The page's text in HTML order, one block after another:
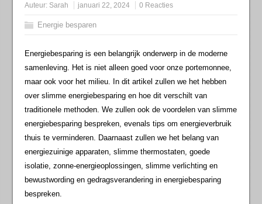
Auteur: Sarah januari 22, 2024 0 Reacties
Energie besparen
Energiebesparing is een belangrijk onderwerp in de moderne
samenleving. Het is niet alleen goed voor onze portemonnee,
maar ook voor het milieu. In dit artikel zullen we het hebben
over slimme energiebesparing en hoe dit verschilt van
traditionele methoden. We zullen ook de voordelen van slimme
energiebesparing bespreken, evenals tips om energieverbruik
thuis te verminderen. Daarnaast zullen we het belang van
energiezuinige apparaten, slimme thermostaten, goede
isolatie, zonne-energieoplossingen, slimme verlichting en
bewustwording en gedragsverandering in energiebesparing
bespreken.